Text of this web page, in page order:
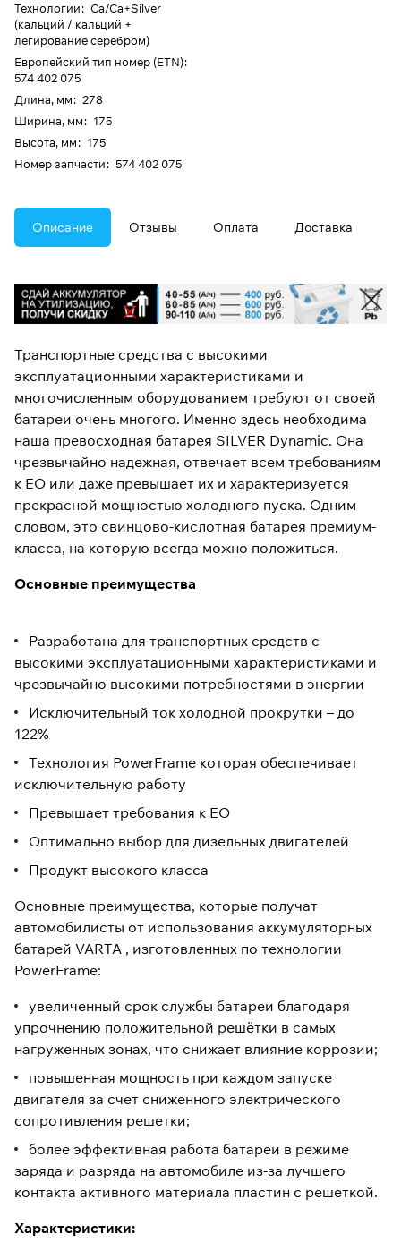
Технологии: Ca/Ca+Silver
(кальций / кальций +
легирование серебром)
Европейский тип номер (ETN):
574 402 075
Длина, мм: 278
Ширина, мм: 175
Высота, мм: 175
Номер запчасти: 574 402 075
Описание Отзывы Оплата Доставка
Транспортные средства с высокими
эксплуатационными характеристиками и
многочисленным оборудованием требуют от своей
батареи очень многого. Именно здесь необходима
наша превосходная батарея SILVER Dynamic. Она
чрезвычайно надежная, отвечает всем требованиям
к ЕО или даже превышает их и характеризуется
прекрасной мощностью холодного пуска. Одним
словом, это свинцово-кислотная батарея премиум-
класса, на которую всегда можно положиться.
Основные преимущества
Разработана для транспортных средств с
высокими эксплуатационными характеристиками и
чрезвычайно высокими потребностями в энергии
Исключительный ток холодной прокрутки – до
122%
Технология PowerFrame которая обеспечивает
исключительную работу
Превышает требования к ЕО
Оптимально выбор для дизельных двигателей
Продукт высокого класса
Основные преимущества, которые получат
автомобилисты от использования аккумуляторных
батарей VARTA , изготовленных по технологии
PowerFrame:
увеличенный срок службы батареи благодаря
упрочнению положительной решётки в самых
нагруженных зонах, что снижает влияние коррозии;
повышенная мощность при каждом запуске
двигателя за счет сниженного электрического
сопротивления решетки;
более эффективная работа батареи в режиме
заряда и разряда на автомобиле из-за лучшего
контакта активного материала пластин с решеткой.
Характеристики: